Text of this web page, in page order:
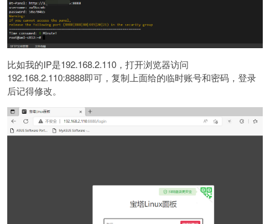
比如我的IP是192.168.2.110，打开浏览器访问
192.168.2.110:8888即可，复制上面给的临时账号和密码，登录
后记得修改。